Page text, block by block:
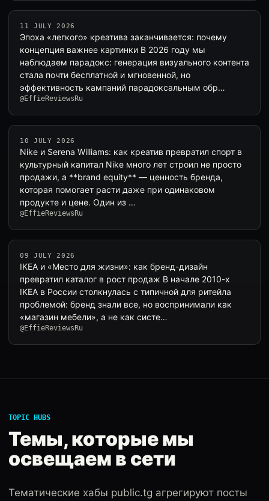
11 JULY 2026
Эпоха «легкого» креатива заканчивается: почему
концепция важнее картинки В 2026 году мы
наблюдаем парадокс: генерация визуального контента
стала почти бесплатной и мгновенной, но
эффективность кампаний парадоксальным обр…
@EffieReviewsRu
10 JULY 2026
Nike и Serena Williams: как креатив превратил спорт в
культурный капитал Nike много лет строил не просто
продажи, а **brand equity** — ценность бренда,
которая помогает расти даже при одинаковом
продукте и цене. Один из …
@EffieReviewsRu
09 JULY 2026
IKEA и «Место для жизни»: как бренд-дизайн
превратил каталог в рост продаж В начале 2010-х
IKEA в России столкнулась с типичной для ритейла
проблемой: бренд знали все, но воспринимали как
«магазин мебели», а не как систе…
@EffieReviewsRu
TOPIC HUBS
Темы, которые мы
освещаем в сети
Тематические хабы public.tg агрегируют посты